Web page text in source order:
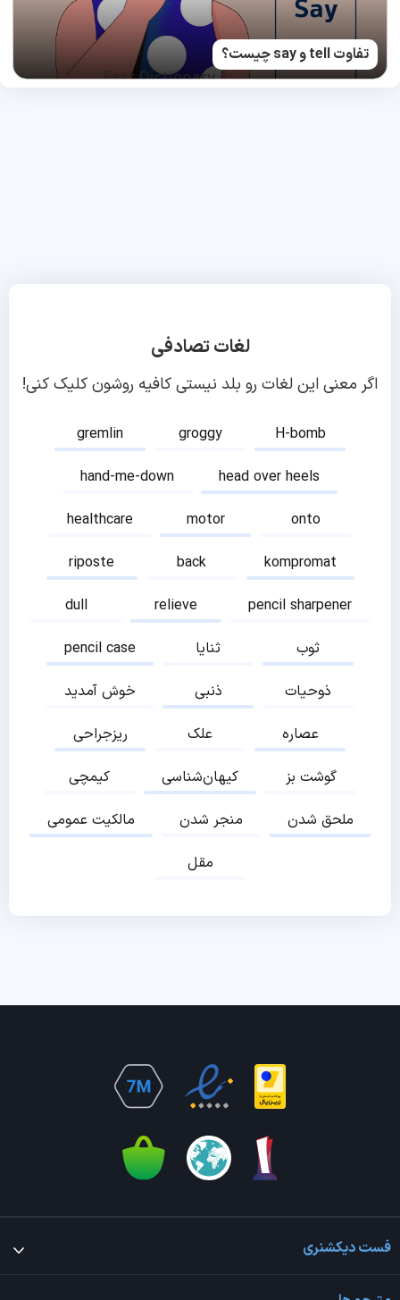
تفاوت tell و say چیست؟
لغات تصادفی
اگر معنی این لغات رو بلد نیستی کافیه روشون کلیک کنی!
gremlin groggy
H-bomb
hand-me-down
head over heels
healthcare
motor
onto
riposte
back
kompromat
dull
relieve
pencil sharpener
pencil case
ثنایا
ثوب
خوش آمدید
ذنبی
ذوحیات
ریزجراحی
علک
عصاره
کیمچی
کیهان‌شناسی
گوشت بز
مالکیت عمومی
منجر شدن
ملحق شدن
مقل
فست دیکشنری